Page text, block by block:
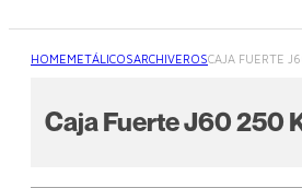
HOMEMETÁLICOSARCHIVEROSCAJA FUERTE
Caja Fuerte J60 250